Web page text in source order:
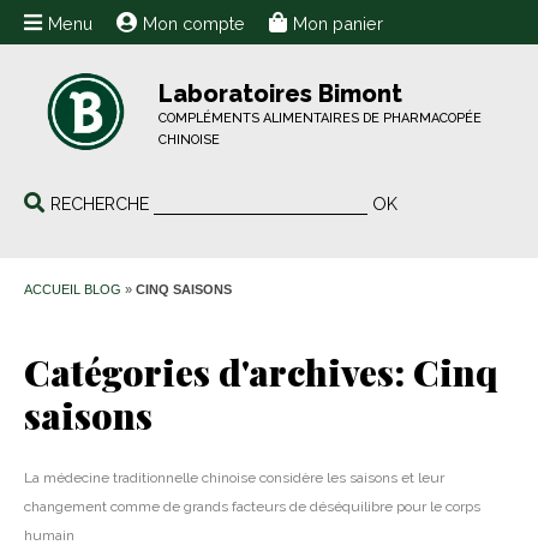
Laboratoires Bimont
COMPLÉMENTS ALIMENTAIRES DE PHARMACOPÉE
CHINOISE
RECHERCHE OK
ACCUEIL BLOG » CINQ SAISONS
Catégories d'archives: Cinq
saisons
La médecine traditionnelle chinoise considère les saisons et leur
changement comme de grands facteurs de déséquilibre pour le corps
humain
Menu Mon compte Mon panier